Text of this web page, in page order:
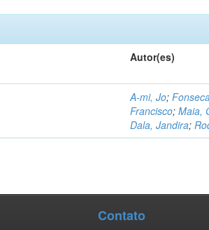
Autor(es)
A-mi, Jo;
Francisco;Maia,
Dala, Jandira;
Contato